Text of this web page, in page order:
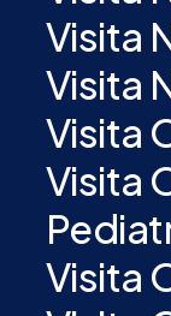
Visita
Visita
Visita
Visita
Visita